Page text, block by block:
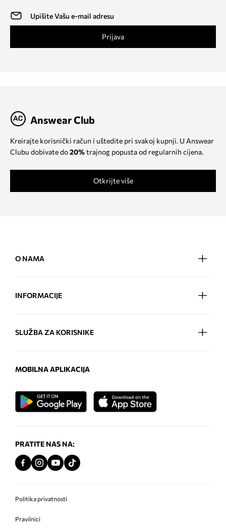
Prijava
Answear Club
Kreirajte korisnički račun i uštedite pri svakoj kupnji. U Answear
Clubu dobivate do20%trajnog popusta od regularnih cijena.
Otkrijte više
O NAMA
INFORMACIJE
SLUŽBA ZA KORISNIKE
MOBILNA APLIKACIJA
PRATITE NAS NA:
Politika privatnosti
Pravilnici